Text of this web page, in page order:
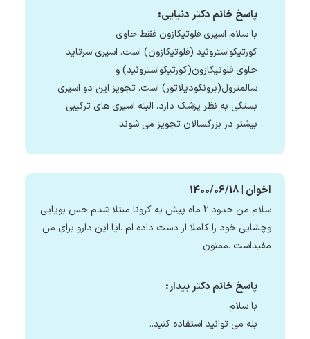
پاسخ خانم دکتر دنیایی:
با سلام اسپری فلوتیکازون فقط حاوی
کورتیکواستروئید (فلوتیکازون) است. اسپری سرتاید
حاوی فلوتیکازون(کورتیکواستروئید) و
سالمترول(برونکودیلاتور) است. تجویز این دو اسپری
بستگی به نظر پزشک دارد. البته اسپری های ترکیبی
بیشتر در بزرگسالان تجویز می شوند
اخوان | 1400/06/18
سلام من حدود ۲ ماه پیش به کرونا مبتلا شدم حس بویایی
وچشایی خود را کاملا از دست داده ام .ایا این دارو برای من
مفیداست .ممنون
پاسخ خانم دکتر بیدار:
با سلام
بله می توانید استفاده کنید..